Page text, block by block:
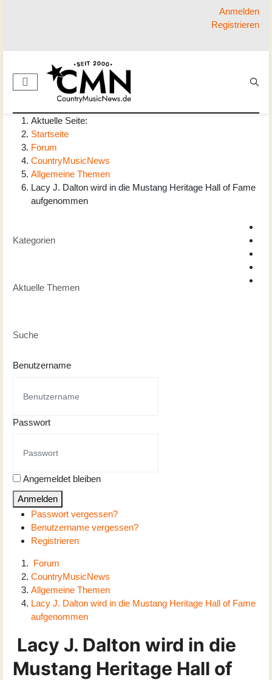
Anmelden
Registrieren
Aktuelle Seite:
Startseite
Forum
CountryMusicNews
Allgemeine Themen
Lacy J. Dalton wird in die Mustang Heritage Hall of Fame
aufgenommen
Kategorien
Aktuelle Themen
Suche
Benutzername
Passwort
Angemeldet bleiben
Anmelden
Passwort vergessen?
Benutzername vergessen?
Registrieren
Forum
CountryMusicNews
Allgemeine Themen
Lacy J. Dalton wird in die Mustang Heritage Hall of Fame
aufgenommen
Lacy J. Dalton wird in die
Mustang Heritage Hall of